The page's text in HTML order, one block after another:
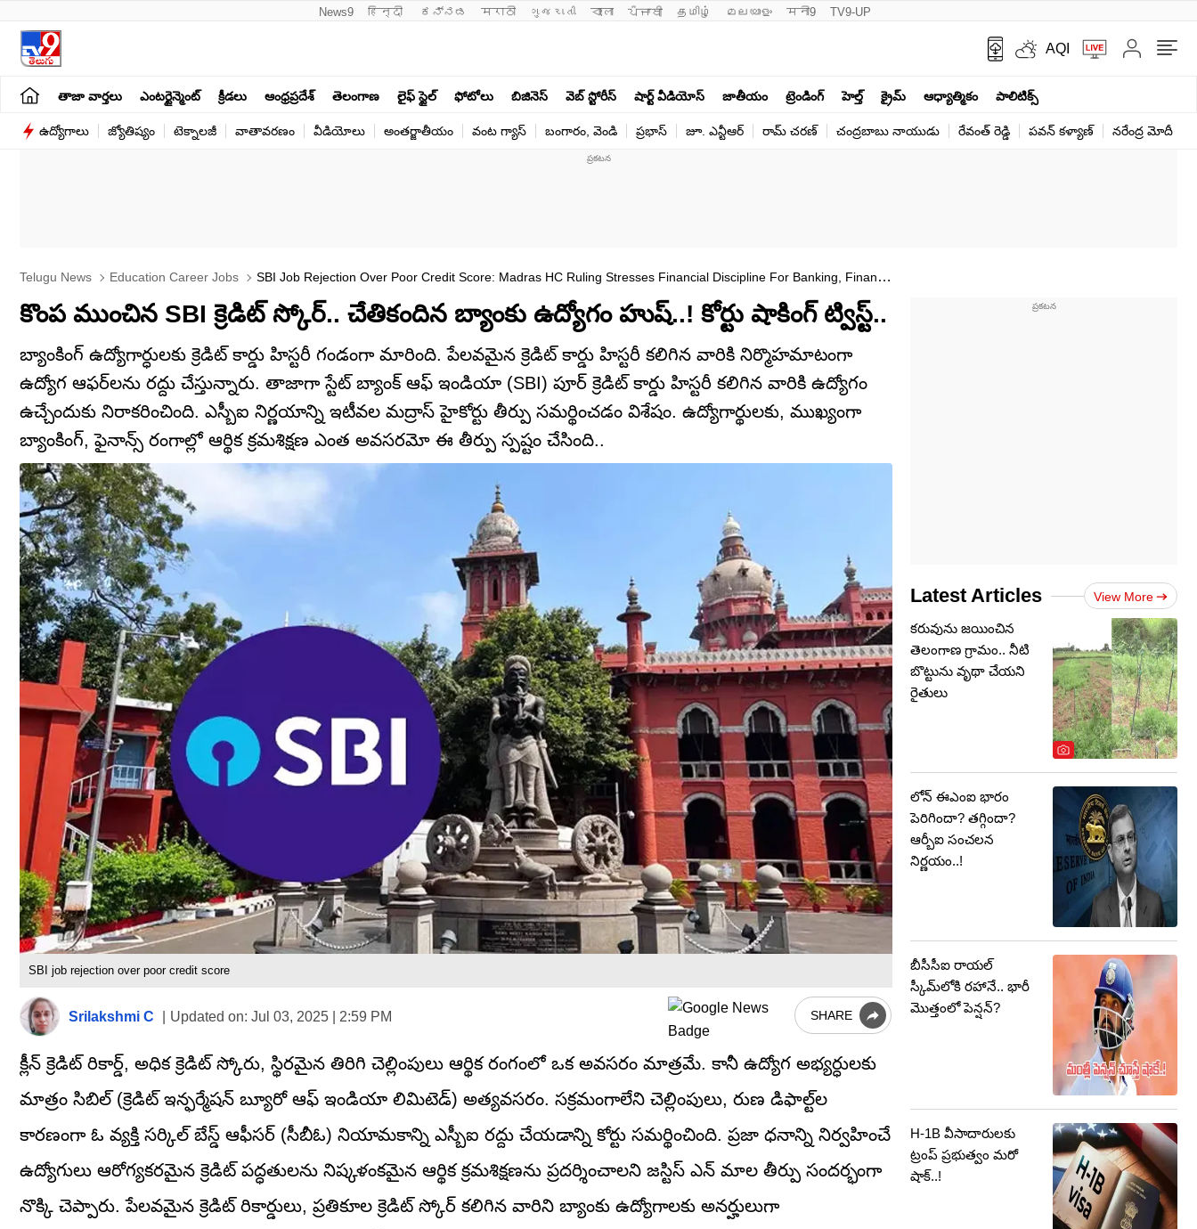
News9 हिन्दी ಕನ್ನಡ मराठी ગુજરાતી বাংলা ਪੰਜਾਬੀ தமிழ் മലയാളം मनी9 TV9-UP
AQI
తాజా వార్తలు ఎంటర్టైన్మెంట్ క్రీడలు ఆంధ్రప్రదేశ్ తెలంగాణ లైఫ్ స్టైల్ ఫోటోలు బిజినెస్ వెబ్ స్టోరీస్ షార్ట్ వీడియోస్ జాతీయం ట్రెండింగ్ హెల్త్‌ క్రైమ్ ఆధ్యాత్మికం పాలిటిక్స్‌
ఉద్యోగాలు జ్యోతిష్యం టెక్నాలజీ వాతావరణం వీడియోలు అంతర్జాతీయం వంట గ్యాస్ బంగారం, వెండి ప్రభాస్ జూ. ఎన్టీఆర్ రామ్ చ‌ర‌ణ్‌ చంద్రబాబు నాయుడు రేవంత్ రెడ్డి పవన్ కళ్యాణ్ నరేంద్ర మోదీ
Telugu News Education Career Jobs
SBI Job Rejection Over Poor Credit Score: Madras HC Ruling Stresses Financial Discipline For Banking, Finance
Careers
కొంప ముంచిన SBI క్రెడిట్‌ స్కోర్.. చేతికందిన బ్యాంకు ఉద్యోగం హుష్‌..! కోర్టు షాకింగ్ ట్విస్ట్..
బ్యాంకింగ్‌ ఉద్యోగార్ధులకు క్రెడిట్ కార్డు హిస్టరీ గండంగా మారింది. పేలవమైన క్రెడిట్‌ కార్డు హిస్టరీ కలిగిన వారికి నిర్మొహమాటంగా
ఉద్యోగ ఆఫర్‌లను రద్దు చేస్తున్నారు. తాజాగా స్టేట్ బ్యాంక్ ఆఫ్ ఇండియా (SBI) పూర్ క్రెడిట్‌ కార్డు హిస్టరీ కలిగిన వారికి ఉద్యోగం
ఉచ్చేందుకు నిరాకరించింది. ఎస్బీఐ నిర్ణయాన్ని ఇటీవల మద్రాస్ హైకోర్టు తీర్పు సమర్థించడం విశేషం. ఉద్యోగార్థులకు, ముఖ్యంగా
బ్యాంకింగ్, ఫైనాన్స్ రంగాల్లో ఆర్థిక క్రమశిక్షణ ఎంత అవసరమో ఈ తీర్పు స్పష్టం చేసింది..
SBI job rejection over poor credit score
Srilakshmi C Updated on: Jul 03, 2025 | 2:59 PM SHARE
క్లీన్ క్రెడిట్ రికార్డ్, అధిక క్రెడిట్ స్కోరు, స్థిరమైన తిరిగి చెల్లింపులు ఆర్థిక రంగంలో ఒక అవసరం మాత్రమే. కానీ ఉద్యోగ అభ్యర్ధులకు
మాత్రం సిబిల్ (క్రెడిట్ ఇన్ఫర్మేషన్ బ్యూరో ఆఫ్ ఇండియా లిమిటెడ్) అత్యవసరం. సక్రమంగాలేని చెల్లింపులు, రుణ డిఫాల్ట్‌ల
కారణంగా ఓ వ్యక్తి సర్కిల్ బేస్డ్ ఆఫీసర్ (సీబీఓ) నియామకాన్ని ఎస్బీఐ రద్దు చేయడాన్ని కోర్టు సమర్థించింది. ప్రజా ధనాన్ని నిర్వహించే
ఉద్యోగులు ఆరోగ్యకరమైన క్రెడిట్ పద్ధతులను నిష్కళంకమైన ఆర్థిక క్రమశిక్షణను ప్రదర్శించాలని జస్టిస్ ఎన్ మాల తీర్పు సందర్భంగా
నొక్కి చెప్పారు. పేలవమైన క్రెడిట్ రికార్డులు, ప్రతికూల క్రెడిట్ స్కోర్‌ కలిగిన వారిని బ్యాంకు ఉద్యోగాలకు అనర్హులుగా
Latest Articles View More
కరువును జయించిన
తెలంగాణ గ్రామం.. నీటి
బొట్టును వృథా చేయని
రైతులు
లోన్‌ ఈఎంఐ భారం
పెరిగిందా? తగ్గిందా?
ఆర్బీఐ సంచలన
నిర్ణయం..!
బీసీసీఐ రాయల్
స్కీమ్‌లోకి రహానే.. భారీ
మొత్తంలో పెన్షన్?
H-1B వీసాదారులకు
ట్రంప్ ప్రభుత్వం మరో
షాక్..!